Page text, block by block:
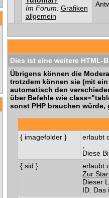
Im Forum: Grafiken
allgemein
Dies ist eine weitere HTML-
Übrigens können die
trotzdem können sie (mit
automatisch den
über Befehle wie
sonst PHP brauchen
{ imagefolder }
erlaubt
Diese
{ sid }
erlaubt
Zur
Dieser
ID. Das